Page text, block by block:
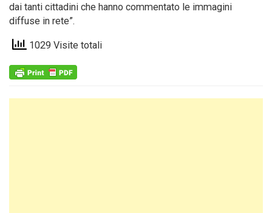
dai tanti cittadini che hanno commentato le immagini
diffuse in rete”.
1029 Visite totali